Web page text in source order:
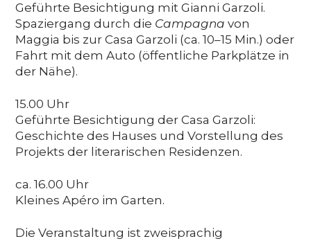
Geführte Besichtigung mit Gianni Garzoli.
Spaziergang durch die Campagna von
Maggia bis zur Casa Garzoli (ca. 10–15 Min.) oder
Fahrt mit dem Auto (öffentliche Parkplätze in
der Nähe).
15.00 Uhr
Geführte Besichtigung der Casa Garzoli:
Geschichte des Hauses und Vorstellung des
Projekts der literarischen Residenzen.
ca. 16.00 Uhr
Kleines Apéro im Garten.
Die Veranstaltung ist zweisprachig